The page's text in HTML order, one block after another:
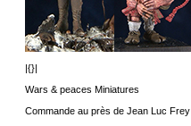
|{}|
Wars & peaces Miniatures
Commande au près de Jean Luc Frey